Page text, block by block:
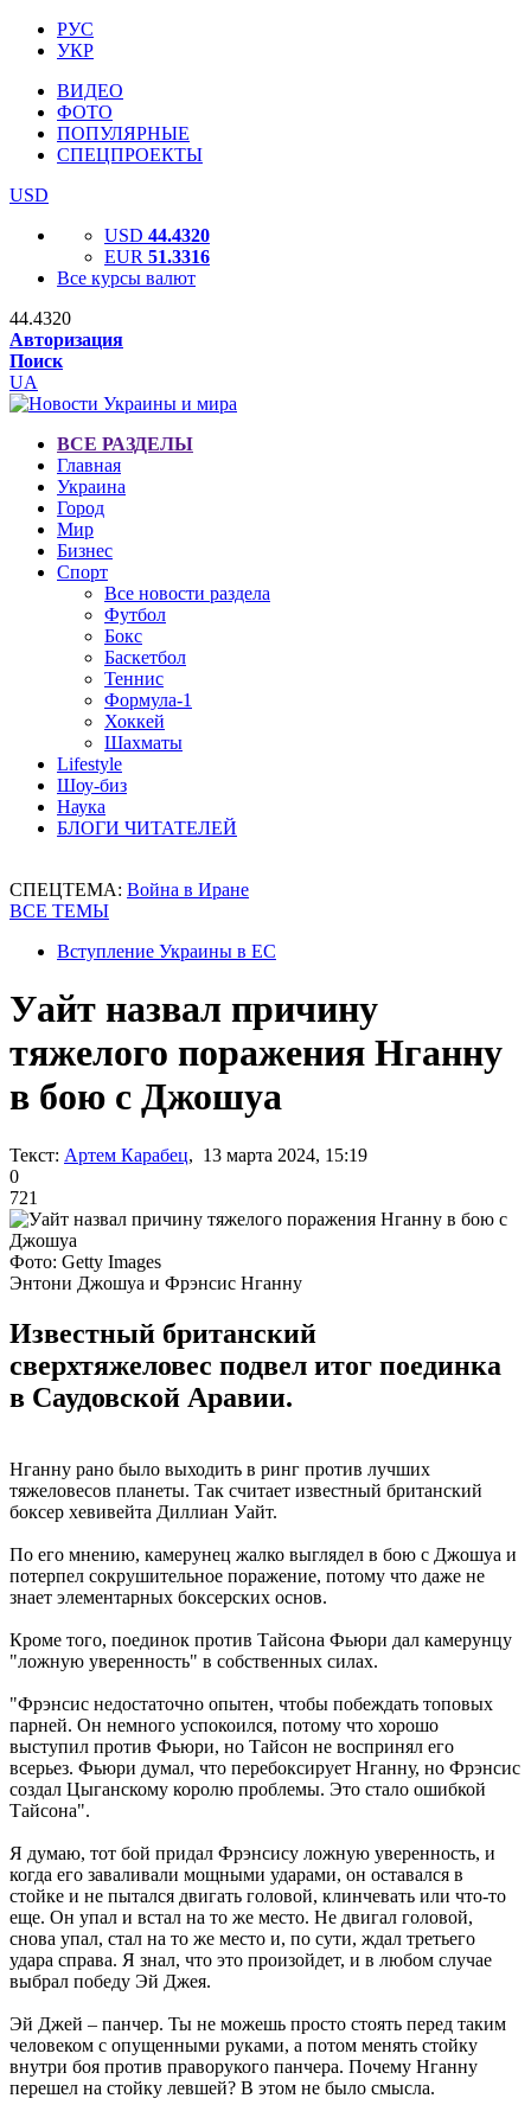
РУС
УКР
ВИДЕО
ФОТО
ПОПУЛЯРНЫЕ
СПЕЦПРОЕКТЫ
USD
USD 44.4320
EUR 51.3316
Все курсы валют
44.4320
Авторизация
Поиск
UA
ВСЕ РАЗДЕЛЫ
Главная
Украина
Город
Мир
Бизнес
Спорт
Все новости раздела
Футбол
Бокс
Баскетбол
Теннис
Формула-1
Хоккей
Шахматы
Lifestyle
Шоу-биз
Наука
БЛОГИ ЧИТАТЕЛЕЙ
СПЕЦТЕМА: Война в Иране
ВСЕ ТЕМЫ
Вступление Украины в ЕС
Уайт назвал причину
тяжелого поражения Нганну
в бою с Джошуа
Текст: Артем Карабец, 13 марта 2024, 15:19
0
721
Фото: Getty Images
Энтони Джошуа и Фрэнсис Нганну
Известный британский
сверхтяжеловес подвел итог поединка
в Саудовской Аравии.
Нганну рано было выходить в ринг против лучших
тяжеловесов планеты. Так считает известный британский
боксер хевивейта Диллиан Уайт.
По его мнению, камерунец жалко выглядел в бою с Джошуа и
потерпел сокрушительное поражение, потому что даже не
знает элементарных боксерских основ.
Кроме того, поединок против Тайсона Фьюри дал камерунцу
"ложную уверенность" в собственных силах.
"Фрэнсис недостаточно опытен, чтобы побеждать топовых
парней. Он немного успокоился, потому что хорошо
выступил против Фьюри, но Тайсон не воспринял его
всерьез. Фьюри думал, что перебоксирует Нганну, но Фрэнсис
создал Цыганскому королю проблемы. Это стало ошибкой
Тайсона".
Я думаю, тот бой придал Фрэнсису ложную уверенность, и
когда его заваливали мощными ударами, он оставался в
стойке и не пытался двигать головой, клинчевать или что-то
еще. Он упал и встал на то же место. Не двигал головой,
снова упал, стал на то же место и, по сути, ждал третьего
удара справа. Я знал, что это произойдет, и в любом случае
выбрал победу Эй Джея.
Эй Джей – панчер. Ты не можешь просто стоять перед таким
человеком с опущенными руками, а потом менять стойку
внутри боя против праворукого панчера. Почему Нганну
перешел на стойку левшей? В этом не было смысла.